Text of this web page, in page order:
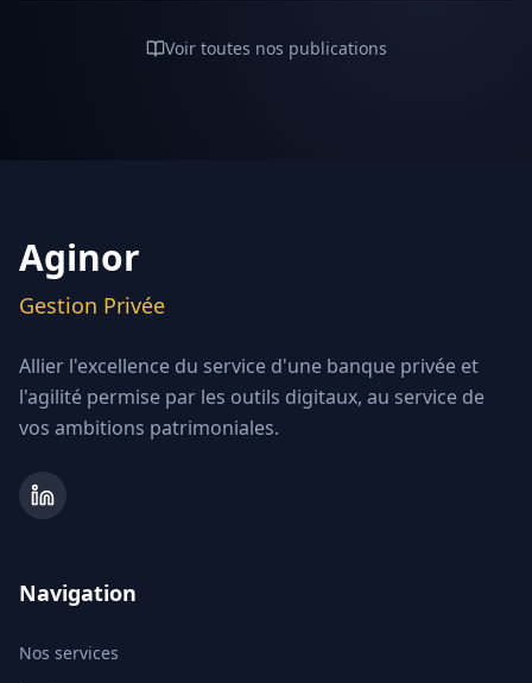
Voir toutes nos publications
Aginor
Gestion Privée
Allier l'excellence du service d'une banque privée et
l'agilité permise par les outils digitaux, au service de
vos ambitions patrimoniales.
Navigation
Nos services